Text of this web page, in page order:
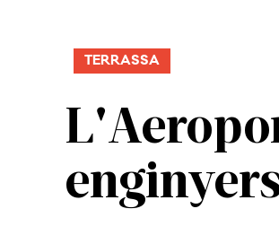
TERRASSA